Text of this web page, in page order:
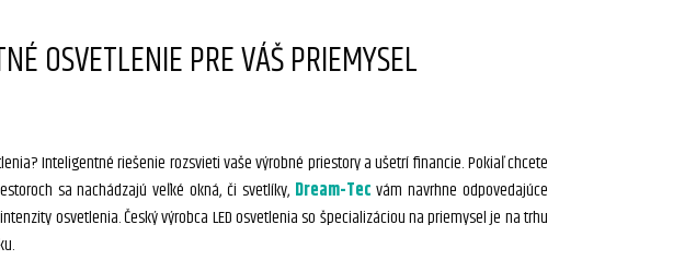
OSVETLENIE PRE VÁŠ PRIEMYSEL
Inteligentné riešenie rozsvieti vaše výrobné priestory a ušetrí financie. Pokiaľ chcete
sa nachádzajú veľké okná, či svetlíky, Dream-Tec vám navrhne odpovedajúce
osvetlenia. Český výrobca LED osvetlenia so špecializáciou na priemysel je na trhu